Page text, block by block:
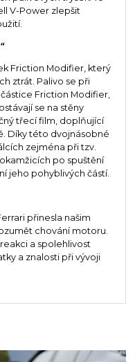
V-Power zlepšit
Friction Modifier, který
ztrát. Palivo se při
Friction Modifier,
se na stěny
třecí film, doplňující
Díky této dvojnásobné
zejména při tzv.
po spuštění
jeho pohyblivých částí.
přinesla našim
chování motoru.
a spolehlivost
a znalosti při vývoji